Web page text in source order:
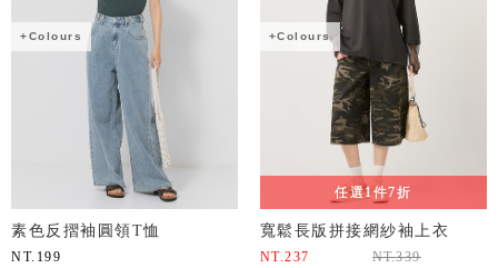
+Colours
素色反摺袖圓領T恤
NT. 199
+Colours
任選1件7折
寬鬆長版拼接網紗袖上衣
NT.237 NT.339